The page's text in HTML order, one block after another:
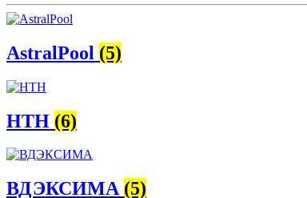
AstralPool (5)
HTH (6)
ВДЭКСИМА (5)